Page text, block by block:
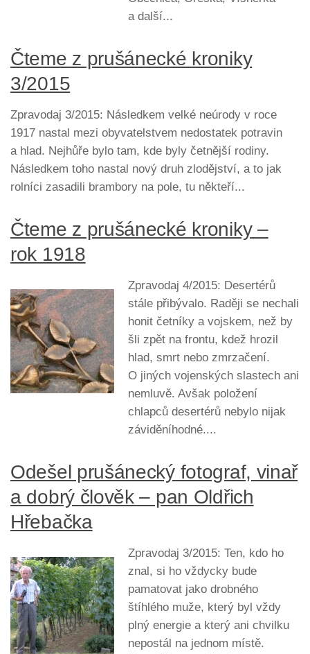
a další...
Čteme z prušánecké kroniky
3/2015
Zpravodaj 3/2015: Následkem velké neúrody v roce
1917 nastal mezi obyvatelstvem nedostatek potravin
a hlad. Nejhůře bylo tam, kde byly četnější rodiny.
Následkem toho nastal nový druh zlodějství, a to jak
rolníci zasadili brambory na pole, tu někteří...
Čteme z prušánecké kroniky –
rok 1918
Zpravodaj 4/2015: Desertérů
stále přibývalo. Raději se nechali
honit četníky a vojskem, než by
šli zpět na frontu, kdež hrozil
hlad, smrt nebo zmrzačení.
O jiných vojenských slastech ani
nemluvě. Avšak položení
chlapců desertérů nebylo nijak
záviděníhodné....
Odešel prušánecký fotograf, vinař
a dobrý člověk – pan Oldřich
Hřebačka
Zpravodaj 3/2015: Ten, kdo ho
znal, si ho vždycky bude
pamatovat jako drobného
štíhlého muže, který byl vždy
plný energie a který ani chvilku
nepostál na jednom místě.